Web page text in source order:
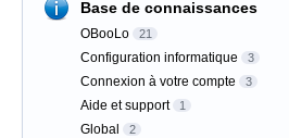
Base de connaissances
OBooLo 21
Configuration informatique 3
Connexion à votre compte 3
Aide et support 1
Global 2